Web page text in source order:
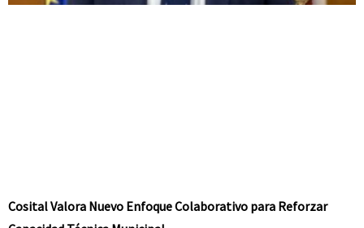
Cosital Valora Nuevo Enfoque Colaborativo para Reforzar